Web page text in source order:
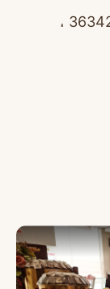
6447-6463 King Faisal Rd, الهفوف‎ 36342،